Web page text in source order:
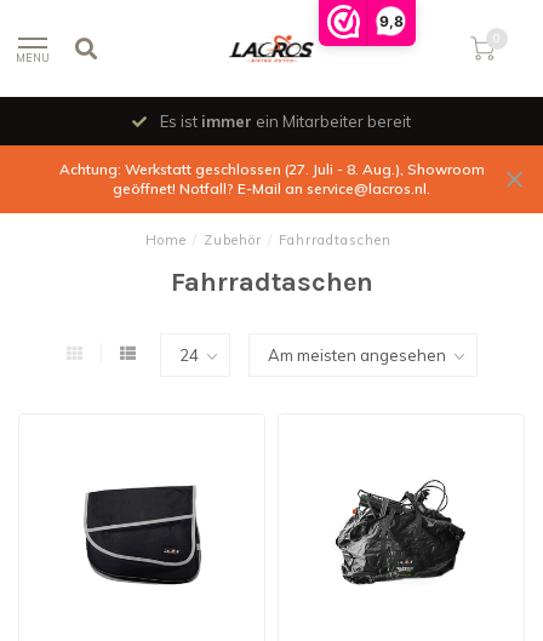
9,8
MENU
0
Es ist immer ein Mitarbeiter bereit
Achtung: Werkstatt geschlossen (27. Juli - 8. Aug.), Showroom
geöffnet! Notfall? E-Mail an service@lacros.nl.
Home / Zubehör / Fahrradtaschen
Fahrradtaschen